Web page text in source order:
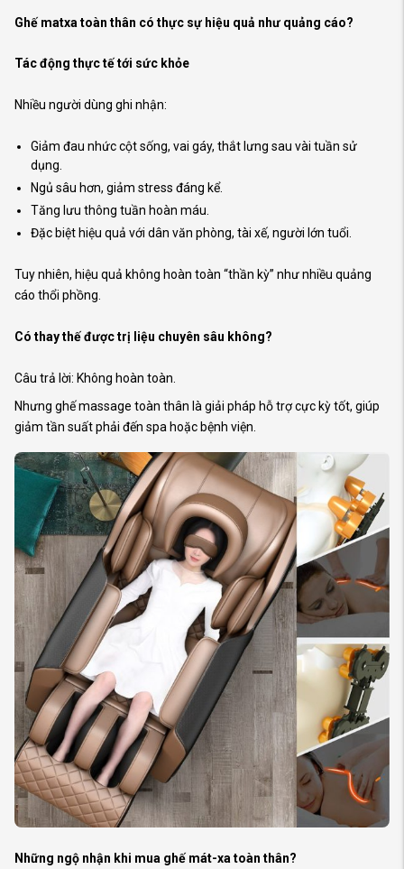
Ghế matxa toàn thân có thực sự hiệu quả như quảng cáo?
Tác động thực tế tới sức khỏe
Nhiều người dùng ghi nhận:
Giảm đau nhức cột sống, vai gáy, thắt lưng sau vài tuần sử
dụng.
Ngủ sâu hơn, giảm stress đáng kể.
Tăng lưu thông tuần hoàn máu.
Đặc biệt hiệu quả với dân văn phòng, tài xế, người lớn tuổi.
Tuy nhiên, hiệu quả không hoàn toàn “thần kỳ” như nhiều quảng
cáo thổi phồng.
Có thay thế được trị liệu chuyên sâu không?
Câu trả lời: Không hoàn toàn.
Nhưng ghế massage toàn thân là giải pháp hỗ trợ cực kỳ tốt, giúp
giảm tần suất phải đến spa hoặc bệnh viện.
Những ngộ nhận khi mua ghế mát-xa toàn thân?